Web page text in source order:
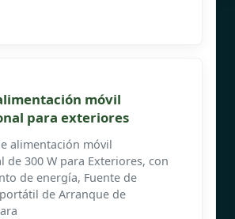
móvil
para exteriores
alimentación móvil
de 300 W para Exteriores, con
de energía, Fuente de
de Arranque de